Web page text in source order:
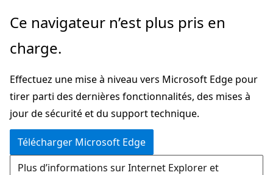
Passer
directement
au
principal
Ce navigateur n’est plus pris en
charge.
Effectuez une mise à niveau vers Microsoft Edge pour
tirer parti des dernières fonctionnalités, des mises à
jour de sécurité et du support technique.
Télécharger Microsoft Edge
Plus d’informations sur Internet Explorer et